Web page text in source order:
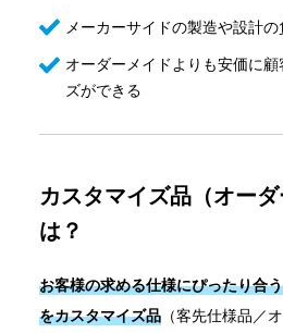
メーカーサイドの製造や設計
オーダーメイドよりも安価に
ズができる
カスタマイズ品（オー
は？
お客様の求める仕様にぴったり合
をカスタマイズ品（客先仕様品／